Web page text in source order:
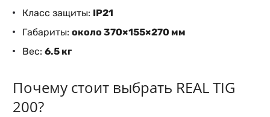
Класс защиты: IP21
Габариты: около 370×155×270 мм
Вес: 6.5 кг
Почему стоит выбрать REAL TIG
200?